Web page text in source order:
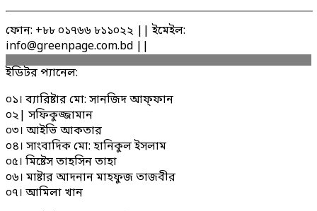
ফোন: +৮৮ ০১৭৬৬ ৮১১০২২ || ইমেইল:
info@greenpage.com.bd ||
ইডিটর প্যানেল:
০১। ব্যারিষ্টার মো: সানজিদ আফ্ফান
০২| সফিকুজ্জামান
০৩। আইভি আকতার
০৪। সাংবাদিক মো: হানিকুল ইসলাম
০৫। মিষ্টেস তাহসিন তাহা
০৬। মাষ্টার আদনান মাহফুজ তাজবীর
০৭। আমিলা খান